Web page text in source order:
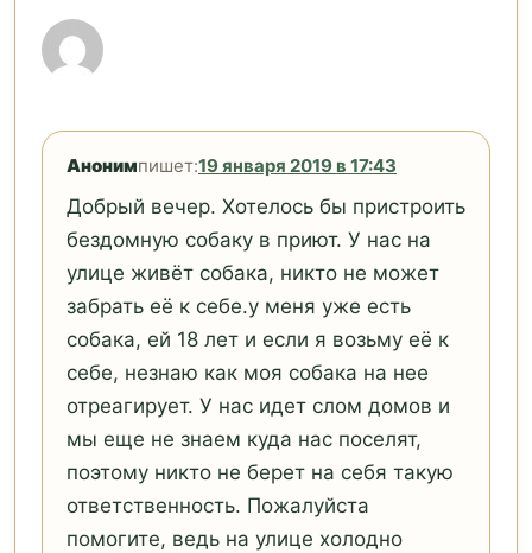
Анонимпишет:19 января 2019 в 17:43
Добрый вечер. Хотелось бы пристроить
бездомную собаку в приют. У нас на
улице живёт собака, никто не может
забрать её к себе.у меня уже есть
собака, ей 18 лет и если я возьму её к
себе, незнаю как моя собака на нее
отреагирует. У нас идет слом домов и
мы еще не знаем куда нас поселят,
поэтому никто не берет на себя такую
ответственность. Пожалуйста
помогите, ведь на улице холодно